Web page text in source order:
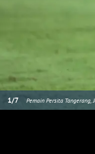
1/7
Pemain Persita Tangerang,